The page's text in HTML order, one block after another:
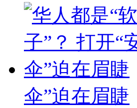
伞”迫在眉睫